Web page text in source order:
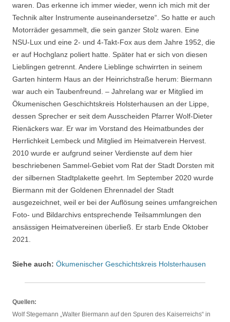
waren. Das erkenne ich immer wieder, wenn ich mich mit der
Technik alter Instrumente auseinandersetze“. So hatte er auch
Motorräder gesammelt, die sein ganzer Stolz waren. Eine
NSU-Lux und eine 2- und 4-Takt-Fox aus dem Jahre 1952, die
er auf Hochglanz poliert hatte. Später hat er sich von diesen
Lieblingen getrennt. Andere Lieblinge schwirrten in seinem
Garten hinterm Haus an der Heinrichstraße herum: Biermann
war auch ein Taubenfreund. – Jahrelang war er Mitglied im
Ökumenischen Geschichtskreis Holsterhausen an der Lippe,
dessen Sprecher er seit dem Ausscheiden Pfarrer Wolf-Dieter
Rienäckers war. Er war im Vorstand des Heimatbundes der
Herrlichkeit Lembeck und Mitglied im Heimatverein Hervest.
2010 wurde er aufgrund seiner Verdienste auf dem hier
beschriebenen Sammel-Gebiet vom Rat der Stadt Dorsten mit
der silbernen Stadtplakette geehrt. Im September 2020 wurde
Biermann mit der Goldenen Ehrennadel der Stadt
ausgezeichnet, weil er bei der Auflösung seines umfangreichen
Foto- und Bildarchivs entsprechende Teilsammlungen den
ansässigen Heimatvereinen überließ. Er starb Ende Oktober
2021.
Siehe auch: Ökumenischer Geschichtskreis Holsterhausen
Quellen:
Wolf Stegemann „Walter Biermann auf den Spuren des Kaiserreichs“ in